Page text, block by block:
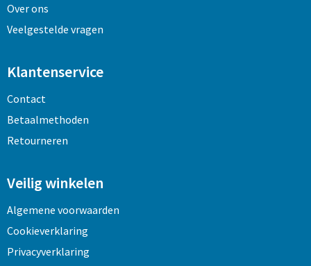
Over ons
Veelgestelde vragen
Klantenservice
Contact
Betaalmethoden
Retourneren
Veilig winkelen
Algemene voorwaarden
Cookieverklaring
Privacyverklaring